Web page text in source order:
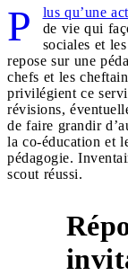
P lus qu’une
de vie qui
sociales et
repose sur une
chefs et les
privilégient ce
révisions,
de faire grandir
la co-éducation et
pédagogie.
scout réussi.